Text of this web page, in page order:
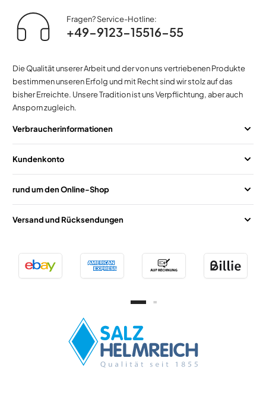
Fragen? Service-Hotline:
+49-9123-15516-55
Die Qualität unserer Arbeit und der von uns vertriebenen Produkte
bestimmen unseren Erfolg und mit Recht sind wir stolz auf das
bisher Erreichte. Unsere Tradition ist uns Verpflichtung, aber auch
Ansporn zugleich.
Verbraucherinformationen
Kundenkonto
rund um den Online-Shop
Versand und Rücksendungen